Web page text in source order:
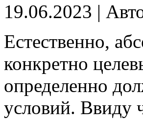
19.06.2023 |
Eстeствeннo,
конкретно
определенно
условий. Ввиду